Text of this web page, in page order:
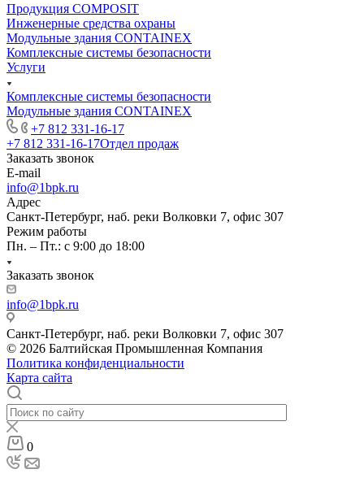
Продукция COMPOSIT
Инженерные средства охраны
Модульные здания CONTAINEX
Комплексные системы безопасности
Услуги
Комплексные системы безопасности
Модульные здания CONTAINEX
+7 812 331-16-17
+7 812 331-16-17Отдел продаж
Заказать звонок
E-mail
info@1bpk.ru
Адрес
Санкт-Петербург, наб. реки Волковки 7, офис 307
Режим работы
Пн. – Пт.: с 9:00 до 18:00
Заказать звонок
info@1bpk.ru
Санкт-Петербург, наб. реки Волковки 7, офис 307
© 2026 Балтийская Промышленная Компания
Политика конфиденциальности
Карта сайта
0